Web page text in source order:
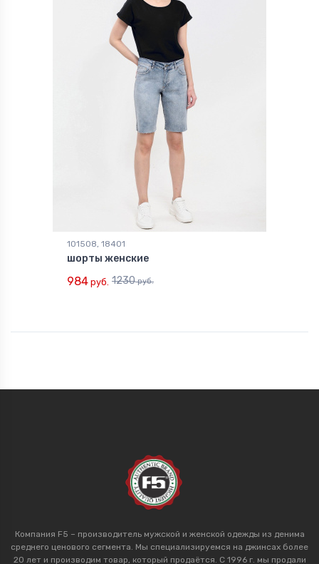
101508, 18401
шорты женские
984 руб. 1230руб.
Компания F5 – производитель мужской и женской одежды из денима
среднего ценового сегмента. Мы специализируемся на джинсах более
20 лет и производим товар, который продаётся. С 1996 г. мы продали